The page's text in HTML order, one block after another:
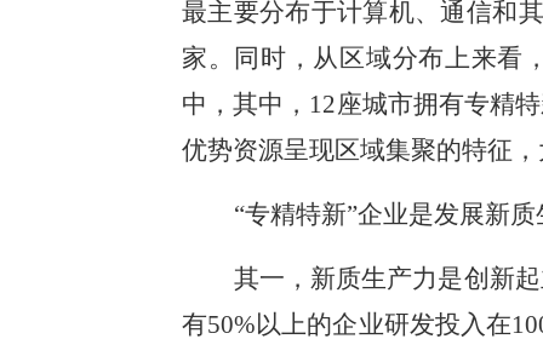
最主要分布于计算机、通信和
家。同时，从区域分布上来看
中，其中，12座城市拥有专精
优势资源呈现区域集聚的特征
“专精特新”企业是发展新
其一，新质生产力是创新
有50%以上的企业研发投入在